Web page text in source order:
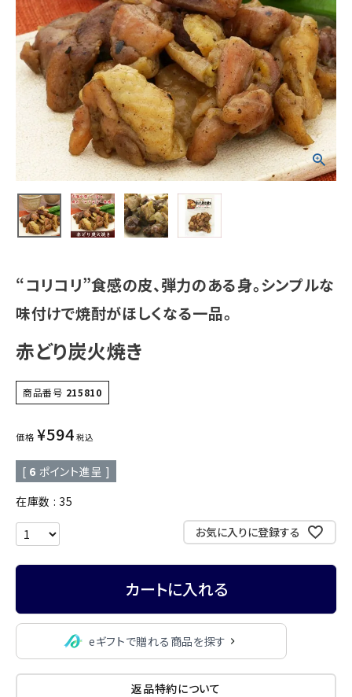
“コリコリ”食感の皮、弾力のある身。シンプルな
味付けで焼酎がほしくなる一品。
赤どり炭火焼き
商品番号 215810
価格 ¥594 税込
[ 6 ポイント進呈 ]
在庫数
35
お気に入りに登録する
カートに入れる
eギフトで贈れる商品を探す
返品特約について